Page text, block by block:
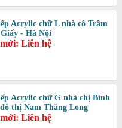
Acrylic chữ L nhà cô Trâm
- Hà Nội
Liên hệ
Acrylic chữ G nhà chị Bình
thị Nam Thăng Long
Liên hệ